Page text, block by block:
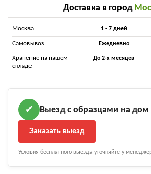
Доставка в город
Москва 1 - 7 дней
Самовывоз Ежедневно
Хранение на нашем
складе
До 2-х месяцев
✓ Выезд с образцами на дом
Заказать выезд
Условия бесплатного выезда уточняйте у